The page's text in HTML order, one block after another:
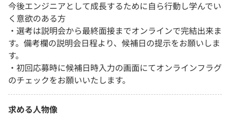
今後エンジニアとして成長するために自ら行動し学んでい
く意欲のある方
・選考は説明会から最終面接までオンラインで完結出来ま
す。備考欄の説明会日程より、候補日の提示をお願いしま
す。
・初回応募時に候補日時入力の画面にてオンラインフラグ
のチェックをお願いいたします。
求める人物像